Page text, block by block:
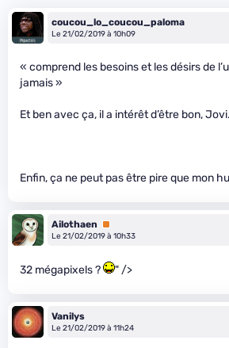
coucou_lo_coucou_paloma
Le 21/02/2019 à 10h09
« comprend les besoins et les désirs de
jamais »
Et ben avec ça, il a intérêt d’être bon, Jovi.
Enfin, ça ne peut pas être pire que mon
Ailothaen
Premium
Le 21/02/2019 à 10h33
32 mégapixels ? " />
Vanilys
Le 21/02/2019 à 11h24